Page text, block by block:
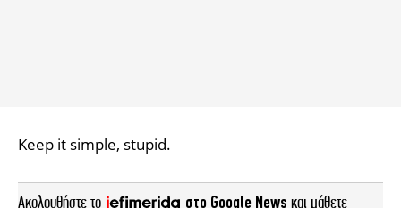
Κeep it simple, stupid.
Ακολουθήστε το στο Google News και μάθετε